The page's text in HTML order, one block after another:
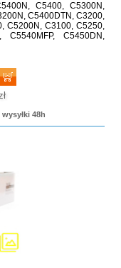
C5400, C5300N,
C5400DTN, C3200,
C5200N, C3100, C5250,
C5540MFP, C5450DN,
48h